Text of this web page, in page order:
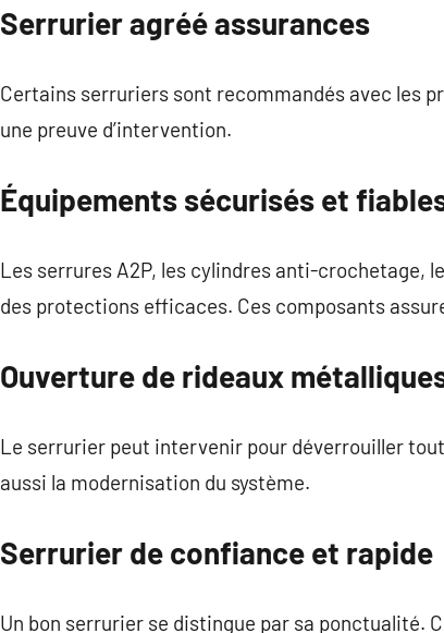
Serrurier agréé assurances
Certains serruriers sont recommandés avec les
une preuve d’intervention.
Équipements sécurisés et
Les serrures A2P, les cylindres anti-crochetage,
des protections efficaces. Ces composants
Ouverture de rideaux
Le serrurier peut intervenir pour déverrouiller
aussi la modernisation du système.
Serrurier de confiance et rapide
Un bon serrurier se distingue par sa ponctualité.